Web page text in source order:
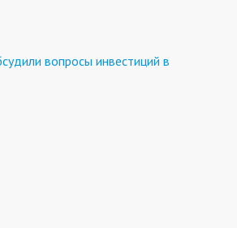
вопросы инвестиций в